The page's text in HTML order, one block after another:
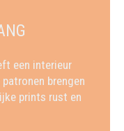
een interieur
brengen
prints rust en